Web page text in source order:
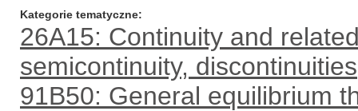
Kategorie tematyczne
26A15: Continuity and
semicontinuity,
91B50: General equilibrium